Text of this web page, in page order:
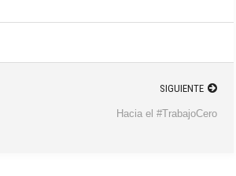
SIGUIENTE
Hacia el #TrabajoCero